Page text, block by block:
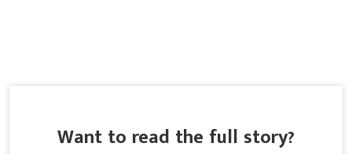
Want to read the full story?